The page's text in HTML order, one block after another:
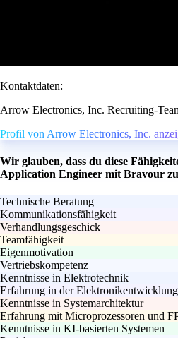
Kontaktdaten:
Arrow Electronics, Inc. Recruiting-
Profil von Arrow Electronics, Inc.
Wir glauben, dass du diese
Application Engineer mit Bravour zu
Technische Beratung
Kommunikationsfähigkeit
Verhandlungsgeschick
Teamfähigkeit
Eigenmotivation
Vertriebskompetenz
Kenntnisse in Elektrotechnik
Erfahrung in der Elektronikentwicklung
Kenntnisse in Systemarchitektur
Erfahrung mit Microprozessoren und
Kenntnisse in KI-basierten Systemen